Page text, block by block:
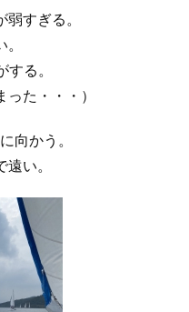
すぎる。
る。
た・・・）
向かう。
い。